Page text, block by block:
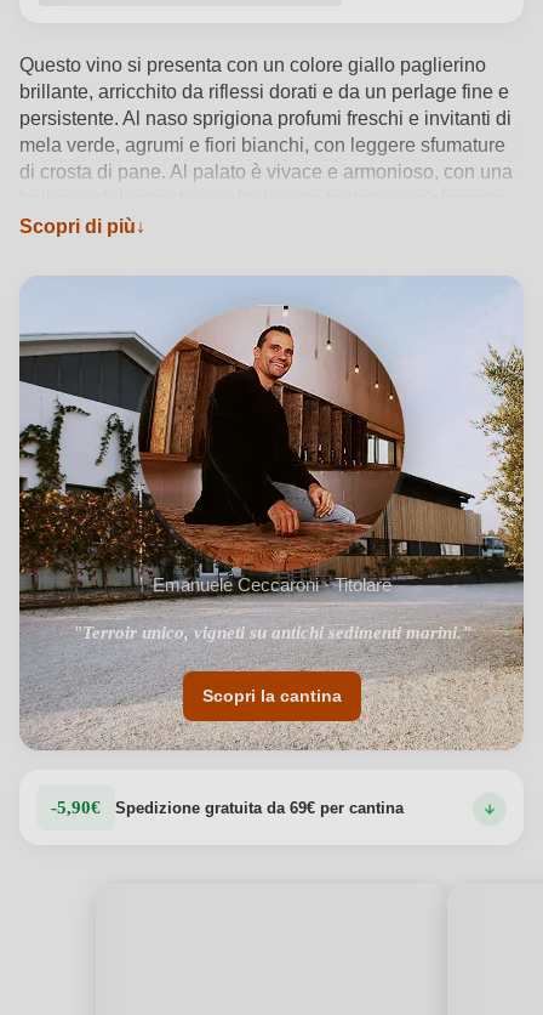
Questo vino si presenta con un colore giallo paglierino
brillante, arricchito da riflessi dorati e da un perlage fine e
persistente. Al naso sprigiona profumi freschi e invitanti di
mela verde, agrumi e fiori bianchi, con leggere sfumature
di crosta di pane. Al palato è vivace e armonioso, con una
freschezza. Il finale è pulito e fragrante, con un tocco
accompagnare aperitivi e piatti leggeri.
Vedi dettagli del prodotto →
Scopri di più
Emanuele Ceccaroni · Titolare
"Terroir unico, vigneti su antichi sedimenti marini."
Scopri la cantina
-5,90€ Spedizione gratuita da 69€ per cantina